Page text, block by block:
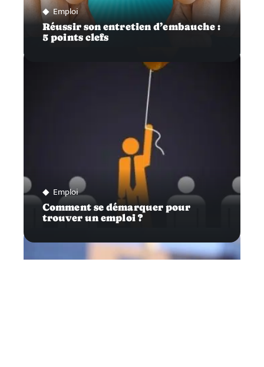
Emploi
Réussir son entretien d’embauche :
5 points clefs
Emploi
Comment se démarquer pour
trouver un emploi ?